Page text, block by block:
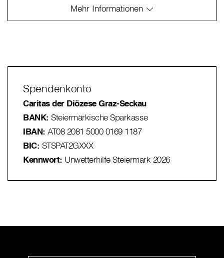
Spendenkonto
Caritas der Diözese Graz-Seckau
BANK: Steiermärkische Sparkasse
IBAN: AT08 2081 5000 0169 1187
BIC: STSPAT2GXXX
Kennwort: Unwetterhilfe Steiermark 2026